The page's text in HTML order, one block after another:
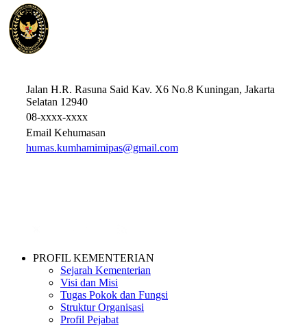
Jalan H.R. Rasuna Said Kav. X6 No.8 Kuningan, Jakarta
Selatan 12940
08-xxxx-xxxx
Email Kehumasan
humas.kumhamimipas@gmail.com
PROFIL KEMENTERIAN
Sejarah Kementerian
Visi dan Misi
Tugas Pokok dan Fungsi
Struktur Organisasi
Profil Pejabat